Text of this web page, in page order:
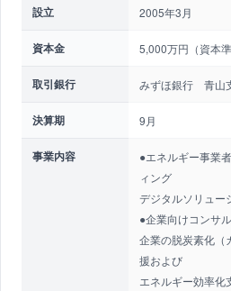
設立 2005年3月
資本金 5,000万円（資本
取引銀行 みずほ銀行 青山
決算期 9月
事業内容
●エネルギー事業
ィング
デジタルソリュー
●企業向けコンサ
企業の脱炭素化（
援および
エネルギー効率化